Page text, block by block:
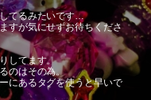
てるみたいです…
すが気にせずお待ちくださ
してます。
のはその為。
にあるタグを使うと早いで